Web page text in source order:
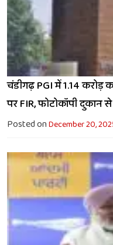
चंडीगढ़ PGI में 1.14 करोड़
पर FIR, फोटोकॉपी दुकान
Posted onDecember 20,